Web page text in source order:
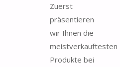
Zuerst
präsentieren
wir Ihnen die
meistverkauftesten
Produkte bei